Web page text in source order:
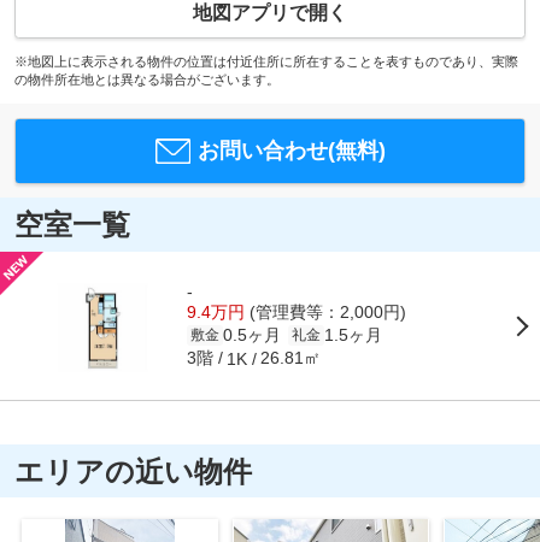
地図アプリで開く
※地図上に表示される物件の位置は付近住所に所在することを表すものであり、実際
の物件所在地とは異なる場合がございます。
お問い合わせ(無料)
空室一覧
-
9.4万円 (管理費等：2,000円)
敷金 0.5ヶ月 礼金 1.5ヶ月
3階 1K 26.81㎡
エリアの近い物件